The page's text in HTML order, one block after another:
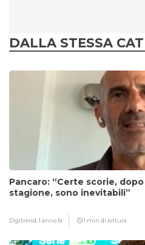
DALLA STESSA
Pancaro: “Certe scorie,
stagione, sono inevitabili”
Digitrend,1 anno fa 1 min di lettura